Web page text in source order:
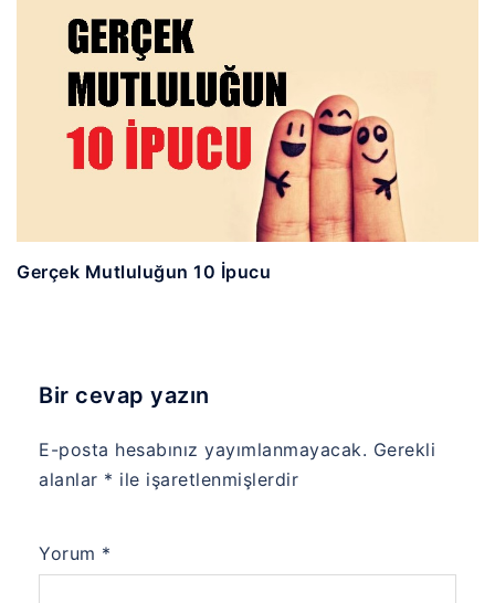
Gerçek Mutluluğun 10 İpucu
Bir cevap yazın
E-posta hesabınız yayımlanmayacak. Gerekli
alanlar * ile işaretlenmişlerdir
Yorum *